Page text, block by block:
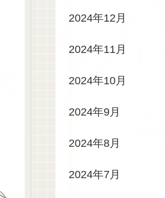
2024年12月
2024年11月
2024年10月
2024年9月
2024年8月
2024年7月